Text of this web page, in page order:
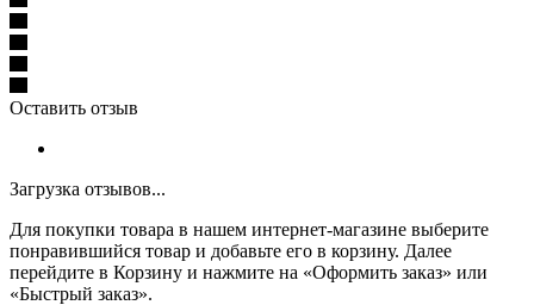
Оставить отзыв
Загрузка отзывов...
Для покупки товара в нашем интернет-магазине выберите
понравившийся товар и добавьте его в корзину. Далее
перейдите в Корзину и нажмите на «Оформить заказ» или
«Быстрый заказ».